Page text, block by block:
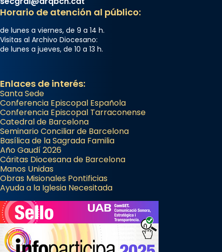
Horario de atención al público:
de lunes a viernes, de 9 a 14 h.
Visitas al Archivo Diocesano:
de lunes a jueves, de 10 a 13 h.
Enlaces de interés:
Santa Sede
Conferencia Episcopal Española
Conferencia Episcopal Tarraconense
Catedral de Barcelona
Seminario Conciliar de Barcelona
Basílica de la Sagrada Familia
Año Gaudí 2026
Cáritas Diocesana de Barcelona
Manos Unidas
Obras Misionales Pontificias
Ayuda a la Iglesia Necesitada